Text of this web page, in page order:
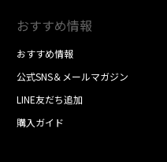
おすすめ情報
おすすめ情報
公式SNS＆メールマガジン
LINE友だち追加
購入ガイド